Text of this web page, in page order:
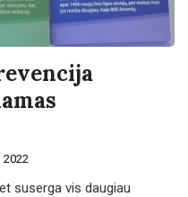
2022
suserga vis daugiau